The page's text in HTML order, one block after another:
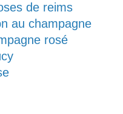
de reims
au champagne
rosé